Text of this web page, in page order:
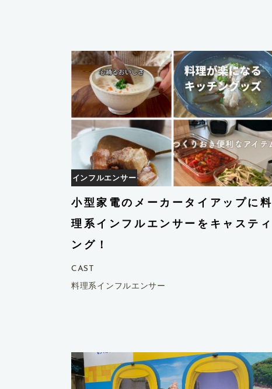
インフルエンサー
小型家電のメーカータイアップに料
理系インフルエンサーをキャスティ
ング！
CAST
料理系インフルエンサー